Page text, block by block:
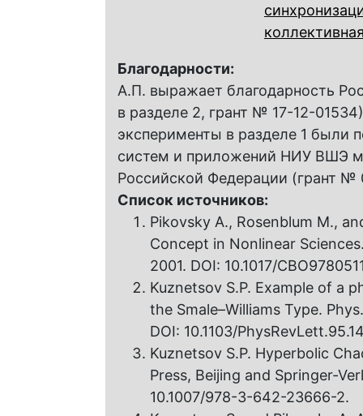
Благодарности:
А.П. выражает благодарность
в разделе 2, грант № 17-12-
эксперименты в разделе 1 были
систем и приложений НИУ ВШЭ
Российской Федерации (грант №
Список источников:
Pikovsky A., Rosenblum M.,
Concept in Nonlinear
2001. DOI: 10.1017/
Kuznetsov S.P. Example of a
the Smale–Williams Type.
DOI: 10.1103/
Kuznetsov S.P. Hyperbolic
Press, Beijing and Springer-
10.1007/978-3-642-23666-2.